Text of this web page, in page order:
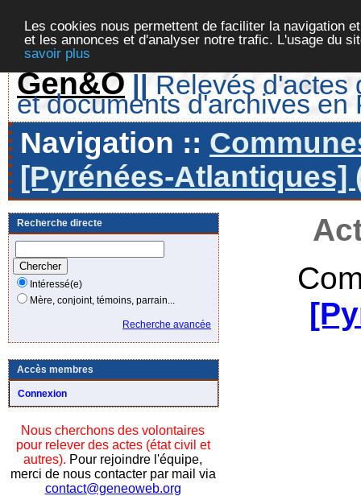
Les cookies nous permettent de faciliter la navigation
et les annonces et d'analyser notre trafic. L'usage du
savoir plus
Gen&O || Relevés d'actes
et documents d'archives en
Navigation ::
[Pyrénées-Atlantiques]
Recherche directe
Intéressé(e)
Mère, conjoint, témoins, parrain...
Recherche avancée
Accès membres
Connexion
Nous cherchons des volontaires
pour relever des actes (état civil et
autres). Pour rejoindre l'équipe,
merci de nous contacter par mail via
contact@geneoweb.org